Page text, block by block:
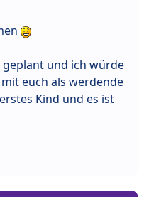
geplant und ich würde
euch als werdende
Kind und es ist